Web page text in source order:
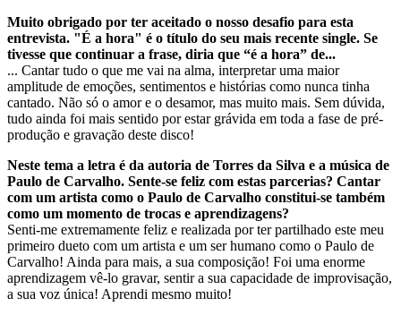
Muito obrigado por ter aceitado o nosso desafio para esta
entrevista. "É a hora" é o título do seu mais recente single. Se
tivesse que continuar a frase, diria que “é a hora” de...
... Cantar tudo o que me vai na alma, interpretar uma maior
amplitude de emoções, sentimentos e histórias como nunca tinha
cantado. Não só o amor e o desamor, mas muito mais. Sem dúvida,
tudo ainda foi mais sentido por estar grávida em toda a fase de pré-
produção e gravação deste disco!
Neste tema a letra é da autoria de Torres da Silva e a música de
Paulo de Carvalho. Sente-se feliz com estas parcerias? Cantar
com um artista como o Paulo de Carvalho constitui-se também
como um momento de trocas e aprendizagens?
Senti-me extremamente feliz e realizada por ter partilhado este meu
primeiro dueto com um artista e um ser humano como o Paulo de
Carvalho! Ainda para mais, a sua composição! Foi uma enorme
aprendizagem vê-lo gravar, sentir a sua capacidade de improvisação,
a sua voz única! Aprendi mesmo muito!